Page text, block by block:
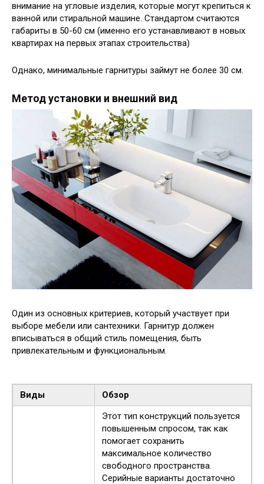
внимание на угловые изделия, которые могут крепиться к
ванной или стиральной машине. Стандартом считаются
габариты в 50-60 см (именно его устанавливают в новых
квартирах на первых этапах строительства)
Однако, минимальные гарнитуры займут не более 30 см.
Метод установки и внешний вид
Один из основных критериев, который участвует при
выборе мебели или сантехники. Гарнитур должен
вписываться в общий стиль помещения, быть
привлекательным и функциональным.
Виды Обзор
Этот тип конструкций пользуется
повышенным спросом, так как
помогает сохранить
максимальное количество
свободного пространства.
Серийные варианты достаточно